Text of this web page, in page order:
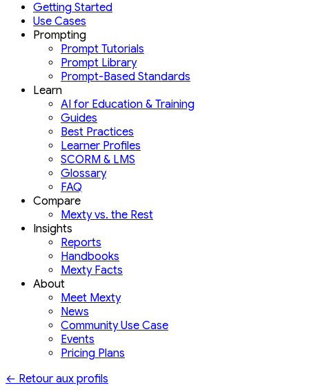
Getting Started
Use Cases
Prompting
Prompt Tutorials
Prompt Library
Prompt-Based Standards
Learn
AI for Education & Training
Guides
Best Practices
Learner Profiles
SCORM & LMS
Glossary
FAQ
Compare
Mexty vs. the Rest
Insights
Reports
Handbooks
Mexty Facts
About
Meet Mexty
News
Community Use Case
Events
Pricing Plans
← Retour aux profils